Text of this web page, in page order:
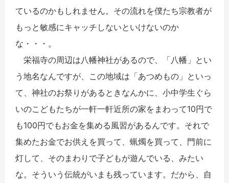
ているのかもしれません。その流れを僕たち宗教者が
もっと敏感にキャッチしないといけないのか
な・・・。
栄福寺の周辺は八幡神社があるので、「八幡」とい
う地名なんですが、この地域は「あつめもの」といっ
て、神社のお祭りがあるときなんかに、小中学生ぐら
いのこどもたちが一軒一軒近所の家をまわって10円で
も100円でもお金を集める風習があるんです。それで
集めたお金でお供えを買って、蝋燭を買って、門前に
灯して、そのまわりで子どもが遊んでいる、みたい
な。そういう伝統がいまも残っています。だから、自